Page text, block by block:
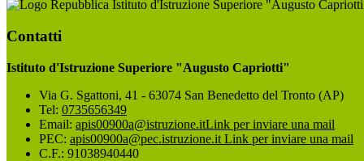
Istituto d'Istruzione Superiore "Augusto
Contatti
Istituto d'Istruzione Superiore "Augusto Capriotti"
Via G. Sgattoni, 41 - 63074 San Benedetto del Tronto (AP)
Tel: 0735656349
Email: apis00900a@istruzione.itLink per inviare una mail
PEC: apis00900a@pec.istruzione.it Link per inviare una mail
C.F.: 91038940440